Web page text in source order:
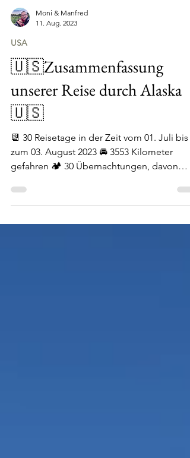
USA
🇺🇸Zusammenfassung
unserer Reise durch Alaska
🇺🇸
📆 30 Reisetage in der Zeit vom 01. Juli bis
gefahren 🏕️ 30 Übernachtungen, davon
standen wir...